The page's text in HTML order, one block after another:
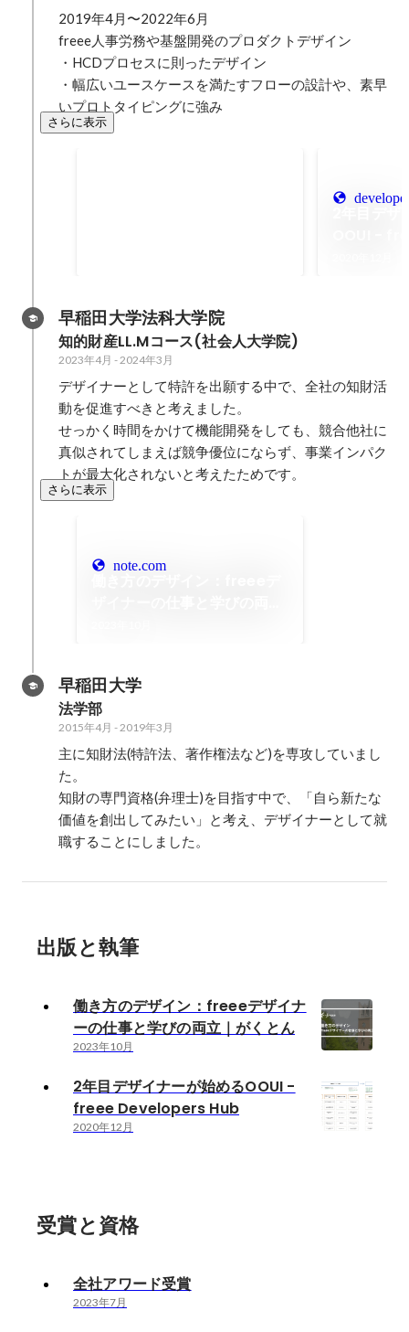
2019年4月〜2022年6月
freee人事労務や基盤開発のプロダクトデザイン
・HCDプロセスに則ったデザイン
・幅広いユースケースを満たすフローの設計や、素早
いプロトタイピングに強み
さらに表示
早稲田大学法科大学院
知的財産LL.Mコース(社会人大学院)
2023年4月 -2024年3月
デザイナーとして特許を出願する中で、全社の知財活
動を促進すべきと考えました。
せっかく時間をかけて機能開発をしても、競合他社に
真似されてしまえば競争優位にならず、事業インパク
トが最大化されないと考えたためです。
さらに表示
note.com
早稲田大学
法学部
2015年4月 -2019年3月
主に知財法(特許法、著作権法など)を専攻していまし
た。
知財の専門資格(弁理士)を目指す中で、「自ら新たな
価値を創出してみたい」と考え、デザイナーとして就
職することにしました。
出版と執筆
働き方のデザイン：freeeデザイナ
ーの仕事と学びの両立｜がくとん
2023年10月
2年目デザイナーが始めるOOUI -
freee Developers Hub
2020年12月
受賞と資格
全社アワード受賞
2023年7月